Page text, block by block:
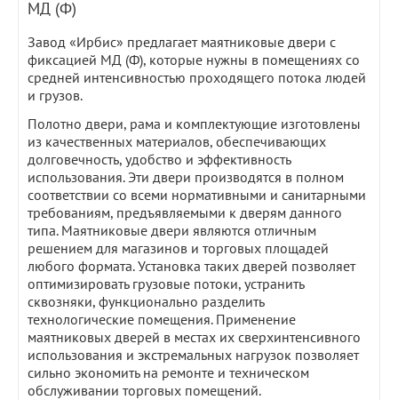
МД (Ф)
Завод «Ирбис» предлагает маятниковые двери с
фиксацией МД (Ф), которые нужны в помещениях со
средней интенсивностью проходящего потока людей
и грузов.
Полотно двери, рама и комплектующие изготовлены
из качественных материалов, обеспечивающих
долговечность, удобство и эффективность
использования. Эти двери производятся в полном
соответствии со всеми нормативными и санитарными
требованиям, предъявляемыми к дверям данного
типа. Маятниковые двери являются отличным
решением для магазинов и торговых площадей
любого формата. Установка таких дверей позволяет
оптимизировать грузовые потоки, устранить
сквозняки, функционально разделить
технологические помещения. Применение
маятниковых дверей в местах их сверхинтенсивного
использования и экстремальных нагрузок позволяет
сильно экономить на ремонте и техническом
обслуживании торговых помещений.